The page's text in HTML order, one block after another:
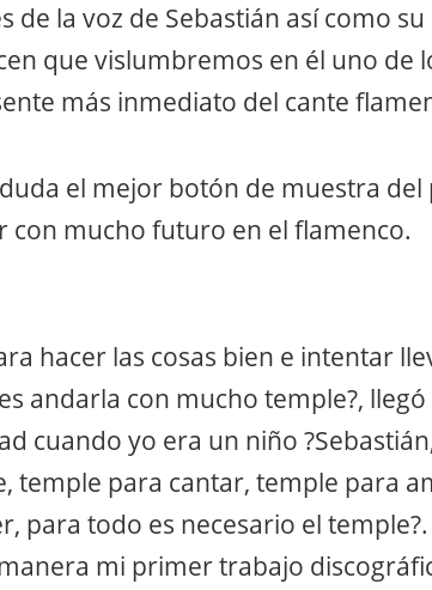
de la voz de Sebastián así como
que vislumbremos en él uno de
más inmediato del cante
el mejor botón de muestra
con mucho futuro en el flamenco.
hacer las cosas bien e intentar
andarla con mucho temple?,
cuando yo era un niño
temple para cantar, temple para
para todo es necesario el
mi primer trabajo